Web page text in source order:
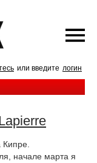
или введите логин
начале марта я